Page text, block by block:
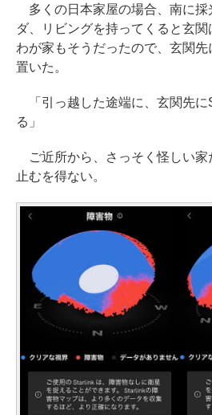
多くの日本家屋の場合、南に採
ダ、リビングを持ってくると玄
わが家もそうだったので、玄関
置いた。
「引っ越した途端に、玄関先に
る」
ご近所から、さっそく怪しい家
止むを得ない。